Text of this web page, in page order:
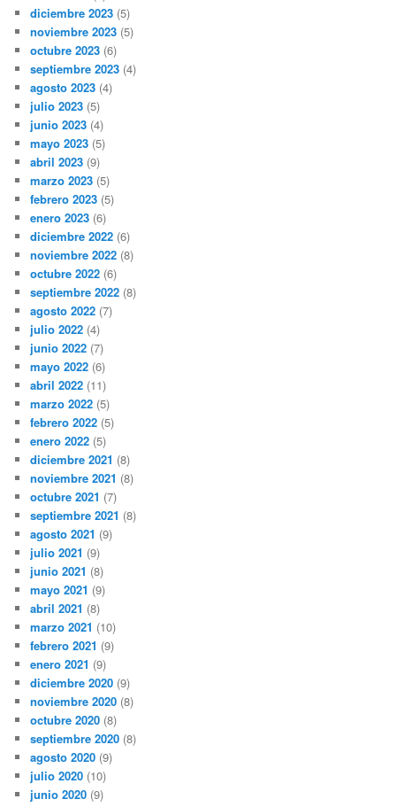
diciembre 2023 (5)
noviembre 2023 (5)
octubre 2023 (6)
septiembre 2023 (4)
agosto 2023 (4)
julio 2023 (5)
junio 2023 (4)
mayo 2023 (5)
abril 2023 (9)
marzo 2023 (5)
febrero 2023 (5)
enero 2023 (6)
diciembre 2022 (6)
noviembre 2022 (8)
octubre 2022 (6)
septiembre 2022 (8)
agosto 2022 (7)
julio 2022 (4)
junio 2022 (7)
mayo 2022 (6)
abril 2022 (11)
marzo 2022 (5)
febrero 2022 (5)
enero 2022 (5)
diciembre 2021 (8)
noviembre 2021 (8)
octubre 2021 (7)
septiembre 2021 (8)
agosto 2021 (9)
julio 2021 (9)
junio 2021 (8)
mayo 2021 (9)
abril 2021 (8)
marzo 2021 (10)
febrero 2021 (9)
enero 2021 (9)
diciembre 2020 (9)
noviembre 2020 (8)
octubre 2020 (8)
septiembre 2020 (8)
agosto 2020 (9)
julio 2020 (10)
junio 2020 (9)